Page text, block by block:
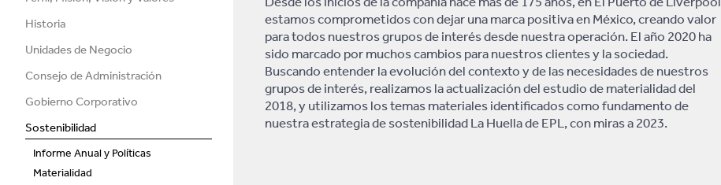
Historia
Unidades de Negocio
Consejo de Administración
Gobierno Corporativo
Sostenibilidad
Informe Anual y Políticas
Materialidad
estamos comprometidos con dejar una marca positiva en México, creando valor
para todos nuestros grupos de interés desde nuestra operación. El año 2020 ha
sido marcado por muchos cambios para nuestros clientes y la sociedad.
Buscando entender la evolución del contexto y de las necesidades de nuestros
grupos de interés, realizamos la actualización del estudio de materialidad del
2018, y utilizamos los temas materiales identificados como fundamento de
nuestra estrategia de sostenibilidad La Huella de EPL, con miras a 2023.